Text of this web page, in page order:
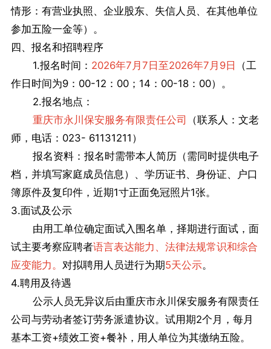
情形：有营业执照、企业股东、失信人员、在其他单位
参加五险一金等）。
四、报名和招聘程序
1.报名时间： 2026年7月7日至2026年7月9日
（工
作日时间为9：00-12：00；14：00-18：00）。
2.报名地点：
重庆市永川保安服务有限责任公司
（联系人：文老
师，电话：023- 61131211）
报名资料：报名时需带本人简历（需同时提供电子
档，并填写家庭成员信息）、学历证书、身份证、户口
簿原件及复印件，近期1寸正面免冠照片1张。
3.面试及公示
由用工单位确定面试入围名单，择期进行面试，面
试主要考察应聘者语言表达能力、法律法规常识和综合
应变能力。 对拟聘用人员进行为期5天公示。
4.聘用及待遇
公示人员无异议后由重庆市永川保安服务有限责任
公司与劳动者签订劳务派遣协议。试用期2个月，每月
基本工资+绩效工资+餐补，用人单位为其缴纳五险。